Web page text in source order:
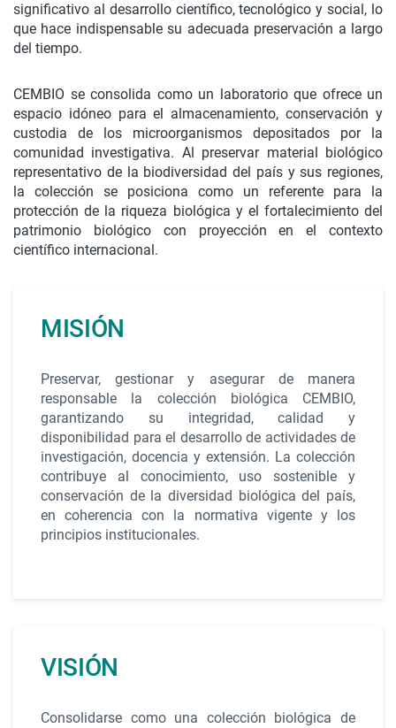
significativo al desarrollo científico, tecnológico y social, lo
que hace indispensable su adecuada preservación a largo
del tiempo.
CEMBIO se consolida como un laboratorio que ofrece un
espacio idóneo para el almacenamiento, conservación y
custodia de los microorganismos depositados por la
comunidad investigativa. Al preservar material biológico
representativo de la biodiversidad del país y sus regiones,
la colección se posiciona como un referente para la
protección de la riqueza biológica y el fortalecimiento del
patrimonio biológico con proyección en el contexto
científico internacional.
MISIÓN
Preservar, gestionar y asegurar de manera
responsable la colección biológica CEMBIO,
garantizando su integridad, calidad y
disponibilidad para el desarrollo de actividades de
investigación, docencia y extensión. La colección
contribuye al conocimiento, uso sostenible y
conservación de la diversidad biológica del país,
en coherencia con la normativa vigente y los
principios institucionales.
VISIÓN
Consolidarse como una colección biológica de